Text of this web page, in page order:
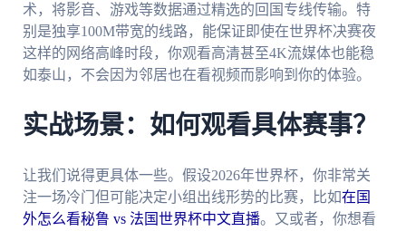
术，将影音、游戏等数据通过精选的回国专线传输。特
别是独享100M带宽的线路，能保证即使在世界杯决赛夜
这样的网络高峰时段，你观看高清甚至4K流媒体也能稳
如泰山，不会因为邻居也在看视频而影响到你的体验。
实战场景：如何观看具体赛事？
让我们说得更具体一些。假设2026年世界杯，你非常关
注一场冷门但可能决定小组出线形势的比赛，比如在国
外怎么看秘鲁 vs 法国世界杯中文直播。又或者，你想看